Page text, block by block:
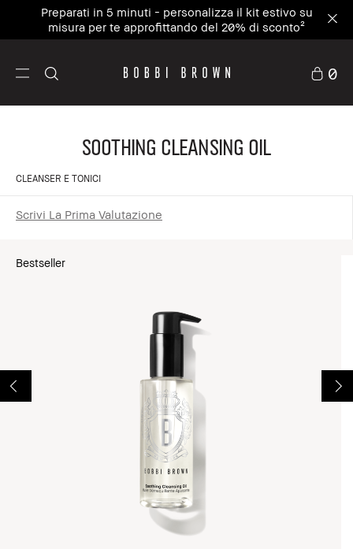
Preparati in 5 minuti - personalizza il kit estivo su
misura per te approfittando del 20% di sconto²
0
Soothing Cleansing Oil
CLEANSER E TONICI
Scrivi La Prima Valutazione
Bestseller